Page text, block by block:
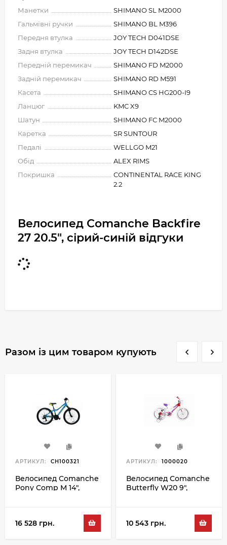
Манетки
SHIMANO SL M2000
Гальмівні ручки
SHIMANO BL M396
Передня втулка
JOY TECH D041DSE
Задня втулка
JOY TECH D142DSE
Передній перемикач
SHIMANO FD M2000
Задній перемикач
SHIMANO RD M591
Касета
SHIMANO CS HG200-I9
Ланцюг
KMC X9
Шатун
SHIMANO FC M2000
Каретка
SR SUNTOUR
Педалі
WELLGO M21
Обід
ALEX RIMS
Покришка
CONTINENTAL RACE KING
2.2
Велосипед Comanche Backfire
27 20.5", сірий-синій відгуки
Разом із цим товаром купують
АРТИКУЛ: CH100321
Велосипед Comanche
Pony Comp M 14",
16 528 грн.
АРТИКУЛ: 1000020
Велосипед Comanche
Butterfly W20 9",
10 543 грн.